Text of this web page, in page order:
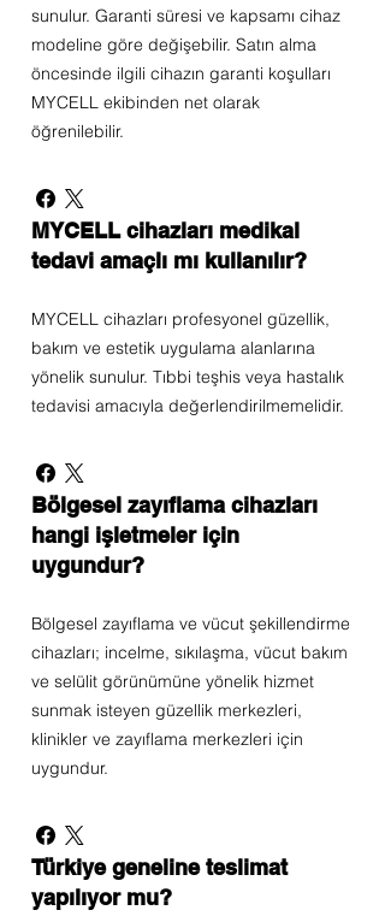
sunulur. Garanti süresi ve kapsamı cihaz
modeline göre değişebilir. Satın alma
öncesinde ilgili cihazın garanti koşulları
MYCELL ekibinden net olarak
öğrenilebilir.
MYCELL cihazları medikal
tedavi amaçlı mı kullanılır?
MYCELL cihazları profesyonel güzellik,
bakım ve estetik uygulama alanlarına
yönelik sunulur. Tıbbi teşhis veya hastalık
tedavisi amacıyla değerlendirilmemelidir.
Bölgesel zayıflama cihazları
hangi işletmeler için
uygundur?
Bölgesel zayıflama ve vücut şekillendirme
cihazları; incelme, sıkılaşma, vücut bakım
ve selülit görünümüne yönelik hizmet
sunmak isteyen güzellik merkezleri,
klinikler ve zayıflama merkezleri için
uygundur.
Türkiye geneline teslimat
yapılıyor mu?